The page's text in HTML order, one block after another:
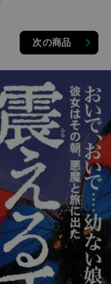
次の商品